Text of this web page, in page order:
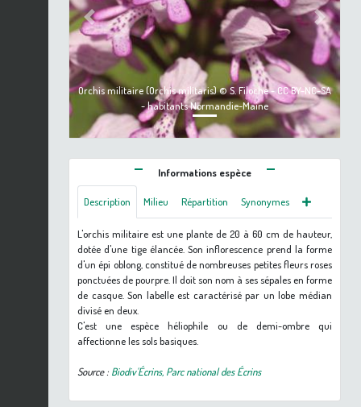
Orchis militaire (Orchis militaris) © S. Filoche - CC BY-NC-SA
- habitants Normandie-Maine
Previous Next
Informations espèce
Description Milieu Répartition Synonymes
L'orchis militaire est une plante de 20 à 60 cm de hauteur,
dotée d'une tige élancée. Son inflorescence prend la forme
d'un épi oblong, constitué de nombreuses petites fleurs roses
ponctuées de pourpre. Il doit son nom à ses sépales en forme
de casque. Son labelle est caractérisé par un lobe médian
divisé en deux.
C'est une espèce héliophile ou de demi-ombre qui
affectionne les sols basiques.
Source : Biodiv'Écrins, Parc national des Écrins